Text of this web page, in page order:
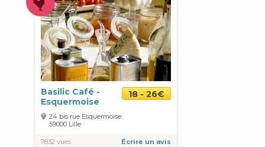
Basilic Café -
Esquermoise
18 - 26€
24 bis rue Esquermoise
59000 Lille
7832 vues Écrire un avis